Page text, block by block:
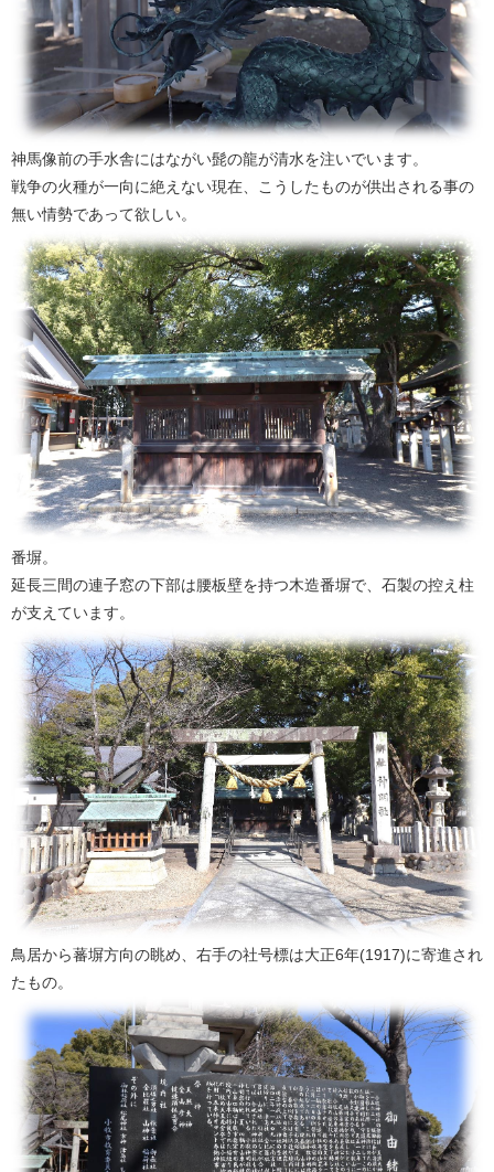
神馬像前の手水舎にはながい髭の龍が清水を注いでいます。
戦争の火種が一向に絶えない現在、こうしたものが供出される事の
無い情勢であって欲しい。
番塀。
延長三間の連子窓の下部は腰板壁を持つ木造番塀で、石製の控え柱
が支えています。
鳥居から蕃塀方向の眺め、右手の社号標は大正6年(1917)に寄進され
たもの。